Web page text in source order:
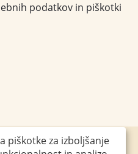
podatkov in piškotki
piškotke za izboljšanje